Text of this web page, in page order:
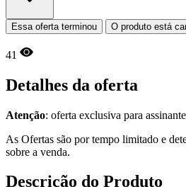
Essa oferta terminou O produto está
41
Detalhes da oferta
Atenção: oferta exclusiva para
As Ofertas são por tempo limitado e
sobre a venda.
Descrição do Produto